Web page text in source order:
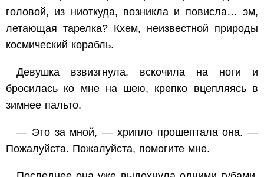
головой, из ниоткуда, возникла и повисла… эм,
летающая тарелка? Кхем, неизвестной природы
космический корабль.
Девушка взвизгнула, вскочила на ноги и
бросилась ко мне на шею, крепко вцепляясь в
зимнее пальто.
— Это за мной, — хрипло прошептала она. —
Пожалуйста. Пожалуйста, помогите мне.